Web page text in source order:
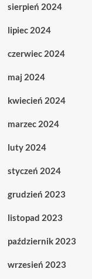
sierpień 2024
lipiec 2024
czerwiec 2024
maj 2024
kwiecień 2024
marzec 2024
luty 2024
styczeń 2024
grudzień 2023
listopad 2023
październik 2023
wrzesień 2023